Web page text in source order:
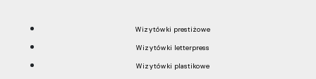
Wizytówki prestiżowe
Wizytówki letterpress
Wizytówki plastikowe